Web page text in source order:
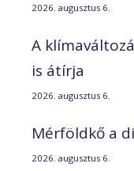
2026. augusztus 6.
A
is átírja
2026. augusztus 6.
Mérföldkő a
2026. augusztus 6.